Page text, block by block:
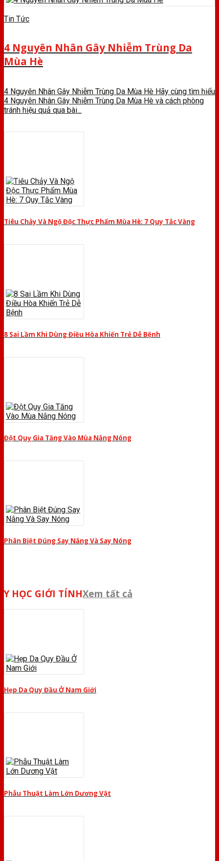
Tin Tức
4 Nguyên Nhân Gây Nhiễm Trùng Da
Mùa Hè
4 Nguyên Nhân Gây Nhiễm Trùng Da Mùa Hè Hãy cùng tìm hiểu
4 Nguyên Nhân Gây Nhiễm Trùng Da Mùa Hè và cách phòng
tránh hiệu quả qua bài...
Tiêu Chảy Và Ngộ Độc Thực Phẩm Mùa Hè: 7 Quy Tắc Vàng
8 Sai Lầm Khi Dùng Điều Hòa Khiến Trẻ Dễ Bệnh
Đột Quỵ Gia Tăng Vào Mùa Nắng Nóng
Phân Biệt Đúng Say Nắng Và Say Nóng
Y HỌC GIỚI TÍNHXem tất cả
Hẹp Da Quy Đầu Ở Nam Giới
Phẫu Thuật Làm Lớn Dương Vật